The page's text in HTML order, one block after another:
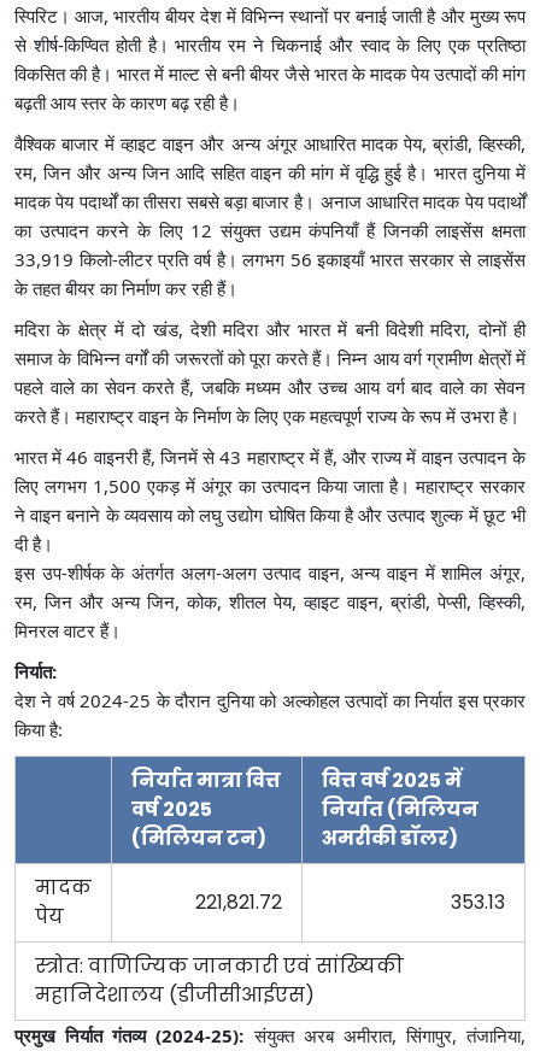
स्पिरिट। आज, भारतीय बीयर देश में विभिन्न स्थानों पर बनाई जाती है और मुख्य रूप
से शीर्ष-किण्वित होती है। भारतीय रम ने चिकनाई और स्वाद के लिए एक प्रतिष्ठा
विकसित की है। भारत में माल्ट से बनी बीयर जैसे भारत के मादक पेय उत्पादों की मांग
बढ़ती आय स्तर के कारण बढ़ रही है।
वैश्विक बाजार में व्हाइट वाइन और अन्य अंगूर आधारित मादक पेय, ब्रांडी, व्हिस्की,
रम, जिन और अन्य जिन आदि सहित वाइन की मांग में वृद्धि हुई है। भारत दुनिया में
मादक पेय पदार्थों का तीसरा सबसे बड़ा बाजार है। अनाज आधारित मादक पेय पदार्थों
का उत्पादन करने के लिए 12 संयुक्त उद्यम कंपनियाँ हैं जिनकी लाइसेंस क्षमता
33,919 किलो-लीटर प्रति वर्ष है। लगभग 56 इकाइयाँ भारत सरकार से लाइसेंस
के तहत बीयर का निर्माण कर रही हैं।
मदिरा के क्षेत्र में दो खंड, देशी मदिरा और भारत में बनी विदेशी मदिरा, दोनों ही
समाज के विभिन्न वर्गों की जरूरतों को पूरा करते हैं। निम्न आय वर्ग ग्रामीण क्षेत्रों में
पहले वाले का सेवन करते हैं, जबकि मध्यम और उच्च आय वर्ग बाद वाले का सेवन
करते हैं। महाराष्ट्र वाइन के निर्माण के लिए एक महत्वपूर्ण राज्य के रूप में उभरा है।
भारत में 46 वाइनरी हैं, जिनमें से 43 महाराष्ट्र में हैं, और राज्य में वाइन उत्पादन के
लिए लगभग 1,500 एकड़ में अंगूर का उत्पादन किया जाता है। महाराष्ट्र सरकार
ने वाइन बनाने के व्यवसाय को लघु उद्योग घोषित किया है और उत्पाद शुल्क में छूट भी
दी है।
इस उप-शीर्षक के अंतर्गत अलग-अलग उत्पाद वाइन, अन्य वाइन में शामिल अंगूर,
रम, जिन और अन्य जिन, कोक, शीतल पेय, व्हाइट वाइन, ब्रांडी, पेप्सी, व्हिस्की,
मिनरल वाटर हैं।
निर्यात:
देश ने वर्ष 2024-25 के दौरान दुनिया को अल्कोहल उत्पादों का निर्यात इस प्रकार
किया है:
निर्यात मात्रा वित्त
वर्ष 2025
(मिलियन टन)
वित्त वर्ष 2025 में
निर्यात (मिलियन
अमरीकी डॉलर)
मादक
पेय
221,821.72 353.13
स्त्रोत: वाणिज्‍यिक जानकारी एवं सांख्‍यिकी
महानिदेशालय (डीजीसीआईएस)
प्रमुख निर्यात गंतव्य (2024-25):संयुक्त अरब अमीरात, सिंगापुर, तंजानिया,